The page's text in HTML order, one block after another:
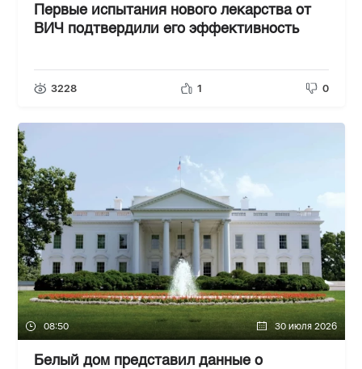
Первые испытания нового лекарства от
ВИЧ подтвердили его эффективность
3228 1 0
08:50 30 июля 2026
Белый дом представил данные о